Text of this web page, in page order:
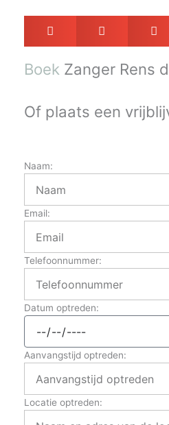
Boek Zanger Rens
Of plaats een
Naam:
Email:
Telefoonnummer:
Datum optreden:
Aanvangstijd optreden:
Locatie optreden: